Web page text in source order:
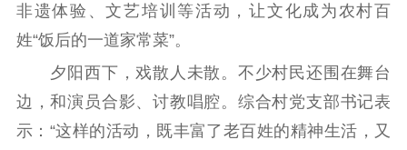
非遗体验、文艺培训等活动，让文化成为农村百
姓“饭后的一道家常菜”。
夕阳西下，戏散人未散。不少村民还围在舞台
边，和演员合影、讨教唱腔。综合村党支部书记表
示：“这样的活动，既丰富了老百姓的精神生活，又